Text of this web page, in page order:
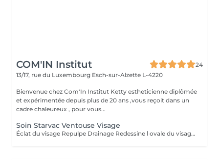
COM'IN Institut
24
13/17, rue du Luxembourg Esch-sur-Alzette L-4220
Bienvenue chez Com'In Institut Ketty estheticienne diplômée
et expérimentée depuis plus de 20 ans ,vous reçoit dans un
cadre chaleureux , pour vous...
Soin Starvac Ventouse Visage
Éclat du visage Repulpe Drainage Redessine l ovale du visage Nettoyage du visage ,traitement ventouse et application d'une crème